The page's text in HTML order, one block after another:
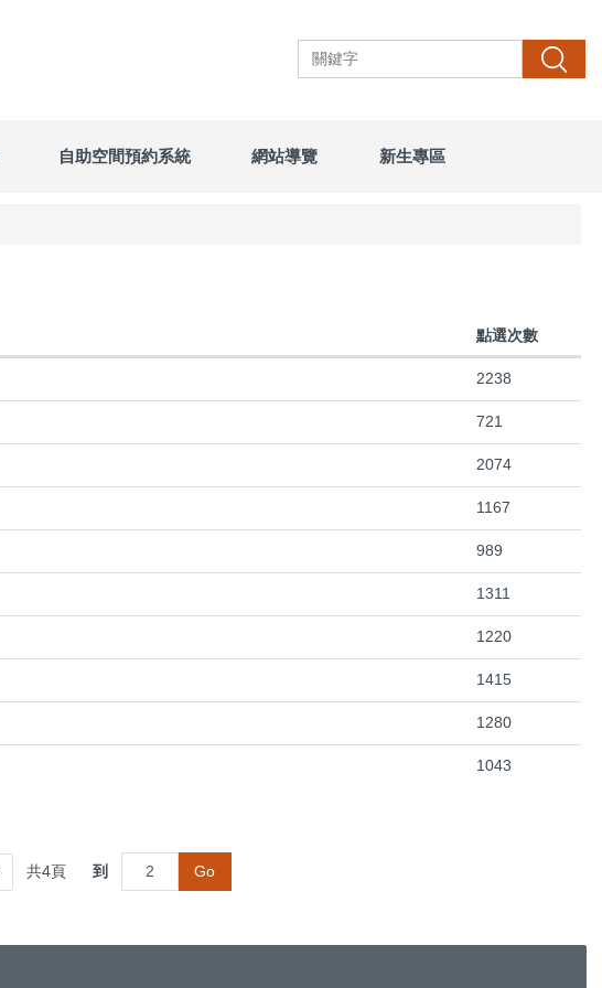
搜尋
自助空間預約系統 網站導覽 新生專區
點選次數
2238
721
2074
1167
989
1311
1220
1415
1280
1043
共4頁 到 Go